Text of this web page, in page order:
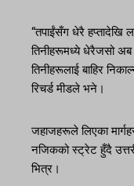
“तपाईंसँग धेरै
तिनीहरूमध्ये धेरैजसो अब
तिनीहरूलाई बाहिर
रिचर्ड मीडले भने।
जहाजहरूले लिएका
नजिकको स्ट्रेट हुँदै
भित्र।